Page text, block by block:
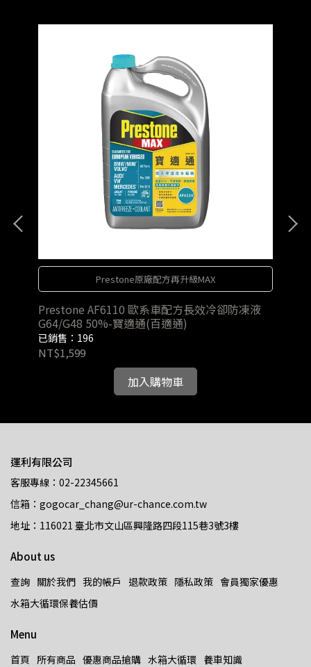
Prestone原廠配方再升級MAX
Prestone AF6110 歐系車配方長效冷卻防凍液
G64/G48 50%-寶適通(百適通)
已銷售：196
NT$1,599
加入購物車
運利有限公司
客服專線：02-22345661
信箱：gogocar_chang@ur-chance.com.tw
地址：116021 臺北市文山區興隆路四段115巷3號3樓
About us
查詢 關於我們 我的帳戶 退款政策 隱私政策 會員獨家優惠
水箱大循環保養估價
Menu
首頁 所有商品 優惠商品搶購 水箱大循環 養車知識